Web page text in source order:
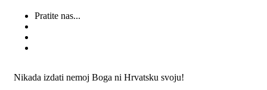
Pratite nas...
Nikada izdati nemoj Boga ni Hrvatsku svoju!